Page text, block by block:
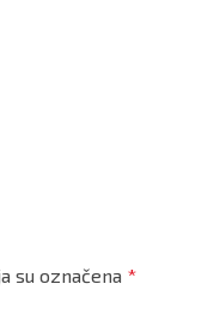
su označena *